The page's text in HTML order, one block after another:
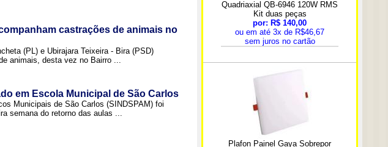
castrações de animais no
(PL) e Ubirajara Teixeira - Bira (PSD)
animais, desta vez no Bairro ...
em Escola Municipal de São Carlos
Municipais de São Carlos (SINDSPAM) foi
semana do retorno das aulas ...